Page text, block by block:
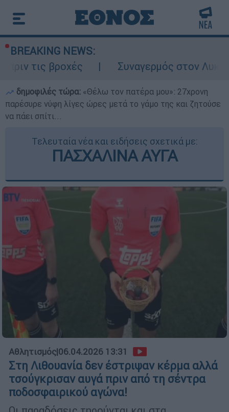
BREAKING NEWS:
Συναγερμός στον Λυκαβηττό:
δημοφιλές τώρα: «Θέλω τον πατέρα μου»: 27χρονη
παρέσυρε νύφη λίγες ώρες μετά το γάμο της και ζητούσε
να πάει σπίτι...
Τελευταία νέα και ειδήσεις σχετικά με:
ΠΑΣΧΑΛΙΝΑ ΑΥΓΑ
Αθλητισμός|06.04.2026 13:31
Στη Λιθουανία δεν έστριψαν κέρμα αλλά
τσούγκρισαν αυγά πριν από τη σέντρα
ποδοσφαιρικού αγώνα!